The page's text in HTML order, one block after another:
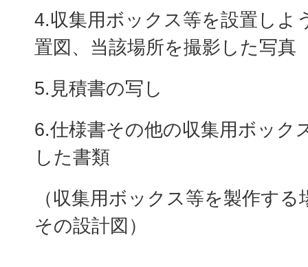
4.収集用ボックス等を設置しよ
置図、当該場所を撮影した写真
5.見積書の写し
6.仕様書その他の収集用ボック
した書類
（収集用ボックス等を製作す
その設計図）